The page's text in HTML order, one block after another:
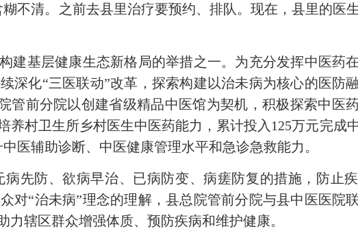
清。之前去县里治疗要预约、排队。现在，县里的医
基层健康生态新格局的举措之一。为充分发挥中医药
深化“三医联动”改革，探索构建以治未病为核心的医防
管前分院以创建省级精品中医馆为契机，积极探索中医
村卫生所乡村医生中医药能力，累计投入125万元完成
医辅助诊断、中医健康管理水平和急诊急救能力。
防、欲病早治、已病防变、病瘥防复的措施，防止
对“治未病”理念的理解，县总院管前分院与县中医医院
辖区群众增强体质、预防疾病和维护健康。